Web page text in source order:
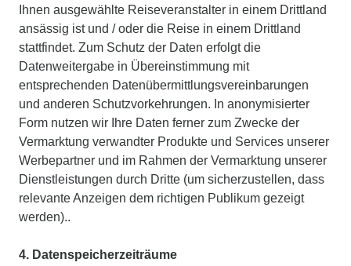
Ihnen ausgewählte Reiseveranstalter in einem Drittland
ansässig ist und / oder die Reise in einem Drittland
stattfindet. Zum Schutz der Daten erfolgt die
Datenweitergabe in Übereinstimmung mit
entsprechenden Datenübermittlungsvereinbarungen
und anderen Schutzvorkehrungen. In anonymisierter
Form nutzen wir Ihre Daten ferner zum Zwecke der
Vermarktung verwandter Produkte und Services unserer
Werbepartner und im Rahmen der Vermarktung unserer
Dienstleistungen durch Dritte (um sicherzustellen, dass
relevante Anzeigen dem richtigen Publikum gezeigt
werden)..
4. Datenspeicherzeiträume